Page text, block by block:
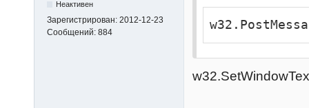
Неактивен
Зарегистрирован: 2012-12-23
Сообщений: 884